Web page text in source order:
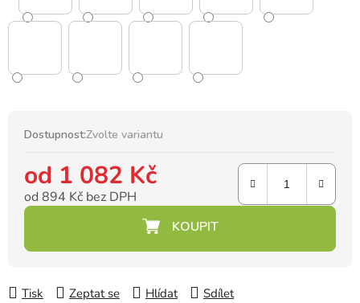
Dostupnost:Zvolte variantu
od 1 082 Kč
od 894 Kč bez DPH
Tisk Zeptat se Hlídat Sdílet